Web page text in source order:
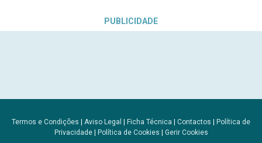
PUBLICIDADE
Termos e Condições | Aviso Legal | Ficha Técnica | Contactos | Política de
Privacidade| Política de Cookies | Gerir Cookies